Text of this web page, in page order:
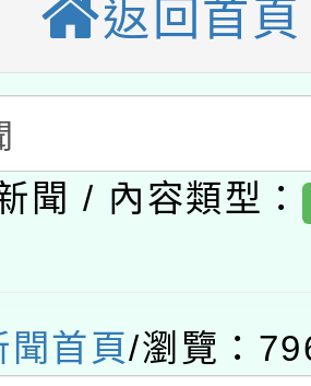
理115年度閱讀
推動專業研習
能─人工智慧
素養講師名單
內容與教學軟
研究院辦理「
8月22日(星期六
返回首頁
聞 / 內容類型：
聞首頁/瀏覽：